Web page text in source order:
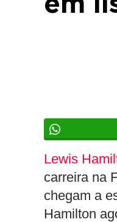
Lewis
carreira na
chegam a
Hamilton